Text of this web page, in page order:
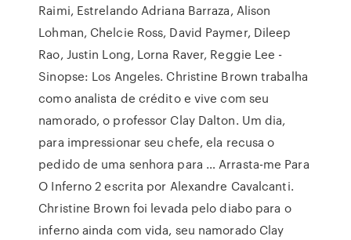
Raimi, Estrelando Adriana Barraza, Alison
Lohman, Chelcie Ross, David Paymer, Dileep
Rao, Justin Long, Lorna Raver, Reggie Lee -
Sinopse: Los Angeles. Christine Brown trabalha
como analista de crédito e vive com seu
namorado, o professor Clay Dalton. Um dia,
para impressionar seu chefe, ela recusa o
pedido de uma senhora para … Arrasta-me Para
O Inferno 2 escrita por Alexandre Cavalcanti.
Christine Brown foi levada pelo diabo para o
inferno ainda com vida, seu namorado Clay